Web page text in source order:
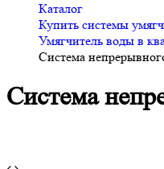
Каталог
Купить системы
Умягчитель воды в
Система
Система